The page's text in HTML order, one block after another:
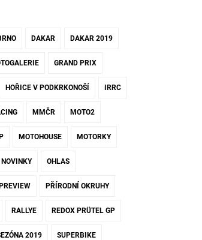
DAKAR DAKAR 2019
GRAND PRIX
HOŘICE V PODKRKONOŠÍ IRRC
MMČR MOTO2
MOTOHOUSE MOTORKY
NOVINKY OHLAS
PREVIEW PŘÍRODNÍ OKRUHY
RALLYE REDOX PRÜTEL GP
2019 SUPERBIKE